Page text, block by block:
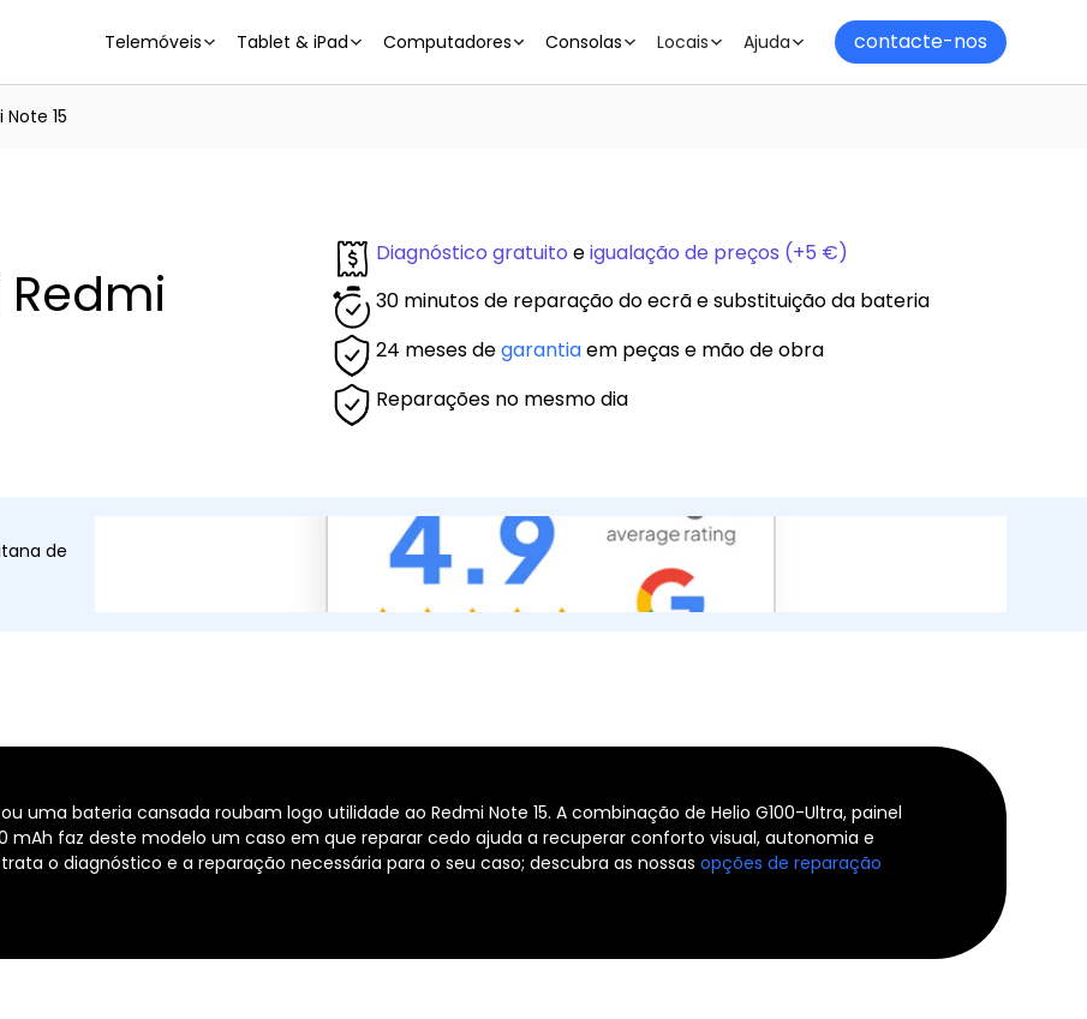
Telemóveis Tablet & iPad Computadores Consolas Locais Ajuda contacte-nos
15
Diagnóstico gratuito eigualação de preços (+5 €)
30 minutos de reparação do ecrã e substituição da bateria
24 meses degarantiaem peças e mão de obra
Reparações no mesmo dia
de
uma bateria cansada roubam logo utilidade ao Redmi Note 15. A combinação de Helio G100-Ultra, painel
mAh faz deste modelo um caso em que reparar cedo ajuda a recuperar conforto visual, autonomia e
o diagnóstico e a reparação necessária para o seu caso; descubra as nossas opções de reparação